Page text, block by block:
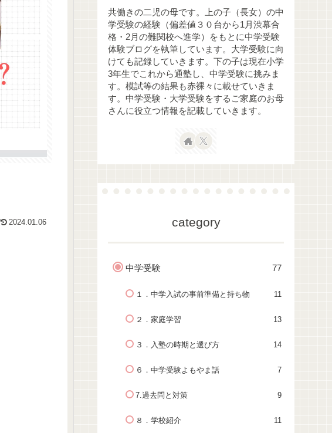
2024.01.06
共働きの二児の母です。上の子（長女）の中
学受験の経験（偏差値３０台から1月渋幕合
格・2月の難関校へ進学）をもとに中学受験
体験ブログを執筆しています。大学受験に向
けても記録していきます。下の子は現在小学
3年生でこれから通塾し、中学受験に挑みま
す。模試等の結果も赤裸々に載せていきま
す。中学受験・大学受験をするご家庭のお母
さんに役立つ情報を記載していきます。
category
中学受験 77
１．中学入試の事前準備と持ち物 11
２．家庭学習 13
３．入塾の時期と選び方 14
６．中学受験よもやま話 7
7.過去問と対策 9
８．学校紹介 11